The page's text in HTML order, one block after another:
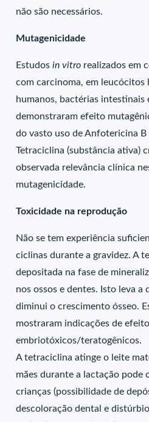
não são necessários.
Mutagenicidade
Estudosin vitro realizados em
com carcinoma, em leucócitos
humanos, bactérias intestinais
demonstraram efeito
do vasto uso de Anfotericina
Tetraciclina (substância ativa)
observada relevância clínica
mutagenicidade.
Toxicidade na reprodução
Não se tem experiência
ciclinas durante a gravidez. A
depositada na fase de
nos ossos e dentes. Isto leva a
diminui o crescimento ósseo.
mostraram indicações de
embriotóxicos/teratogênicos.
A tetraciclina atinge o leite
mães durante a lactação pode
crianças (possibilidade de
descoloração dental e